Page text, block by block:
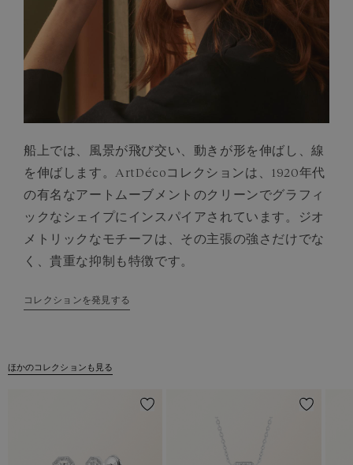
船上では、風景が飛び交い、動きが形を伸ばし、線
を伸ばします。ArtDécoコレクションは、1920年代
の有名なアートムーブメントのクリーンでグラフィ
ックなシェイプにインスパイアされています。ジオ
メトリックなモチーフは、その主張の強さだけでな
く、貴重な抑制も特徴です。
コレクションを発見する
ほかのコレクションも見る